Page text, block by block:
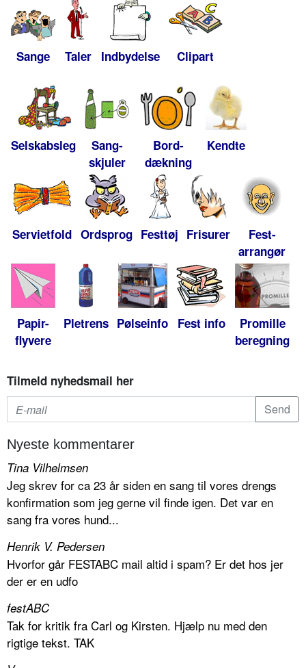
Sange Taler Indbydelse Clipart
Selskabsleg
Sang-
skjuler
Bord-
dækning
Kendte
Servietfold Ordsprog Festtøj Frisurer
Fest-
arrangør
Papir-
flyvere
Pletrens Pølseinfo Fest info
Promille
beregning
Tilmeld nyhedsmail her
Nyeste kommentarer
Tina Vilhelmsen
Jeg skrev for ca 23 år siden en sang til vores drengs
konfirmation som jeg gerne vil finde igen. Det var en
sang fra vores hund...
Henrik V. Pedersen
Hvorfor går FESTABC mail altid i spam? Er det hos jer
der er en udfo
festABC
Tak for kritik fra Carl og Kirsten. Hjælp nu med den
rigtige tekst. TAK